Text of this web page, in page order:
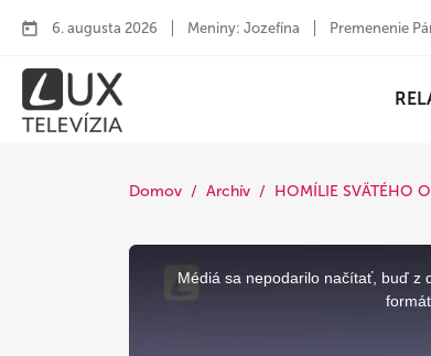
6. augusta 2026 Meniny: Jozefína Premenenie
Domov Archív HOMÍLIE SVÄTÉHO
This
Médiá sa nepodarilo načítať, buď z